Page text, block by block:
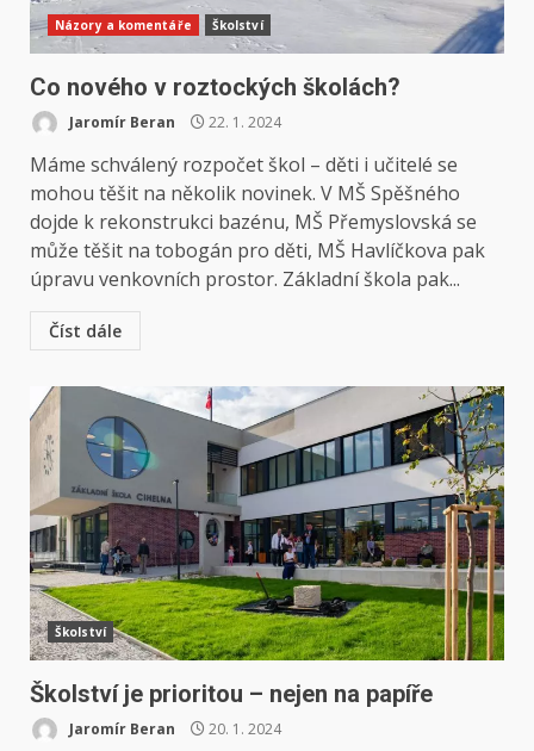
Názory a komentáře Školství
Co nového v roztockých školách?
Jaromír Beran 22. 1. 2024
Máme schválený rozpočet škol – děti i učitelé se
mohou těšit na několik novinek. V MŠ Spěšného
dojde k rekonstrukci bazénu, MŠ Přemyslovská se
může těšit na tobogán pro děti, MŠ Havlíčkova pak
úpravu venkovních prostor. Základní škola pak...
Číst dále
Školství
Školství je prioritou – nejen na papíře
Jaromír Beran 20. 1. 2024